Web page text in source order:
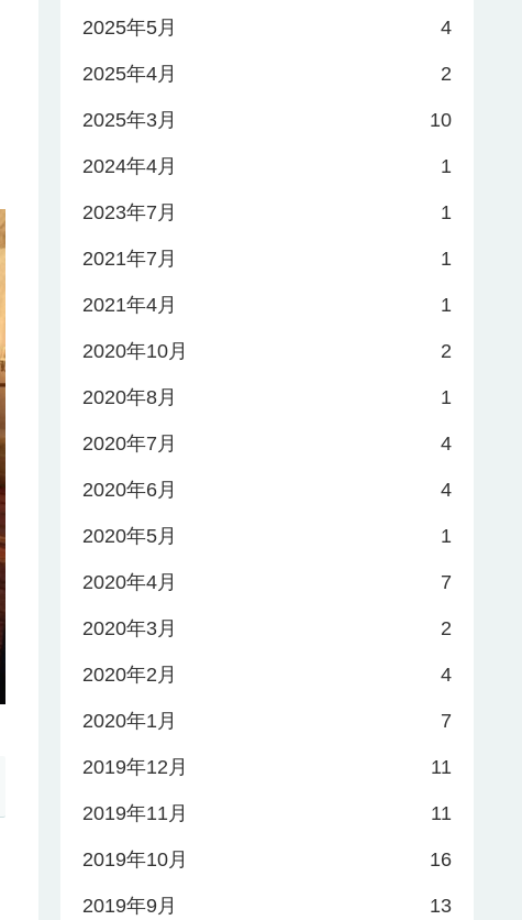
2025年5月 4
2025年4月 2
2025年3月 10
2024年4月 1
2023年7月 1
2021年7月 1
2021年4月 1
2020年10月 2
2020年8月 1
2020年7月 4
2020年6月 4
2020年5月 1
2020年4月 7
2020年3月 2
2020年2月 4
2020年1月 7
2019年12月 11
2019年11月 11
2019年10月 16
2019年9月 13